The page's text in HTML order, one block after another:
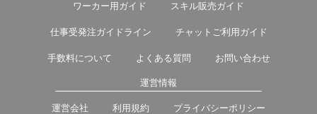
ワーカー用ガイド スキル販売ガイド
仕事受発注ガイドライン チャットご利用ガイド
手数料について よくある質問 お問い合わせ
運営情報
運営会社 利用規約 プライバシーポリシー